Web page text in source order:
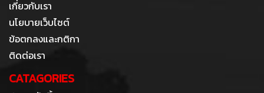
เกี่ยวกับเรา
นโยบายเว็บไซต์
ข้อตกลงและกติกา
ติดต่อเรา
CATAGORIES